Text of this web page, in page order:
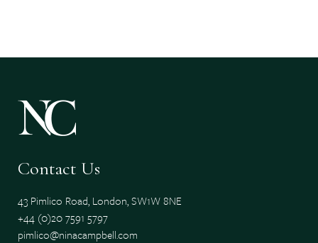
Contact Us
43 Pimlico Road, London, SW1W 8NE
+44 (0)20 7591 5797
pimlico@ninacampbell.com